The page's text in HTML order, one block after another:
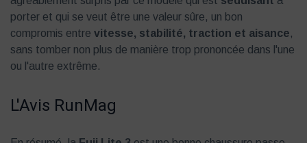
porter et qui se veut être une valeur sûre, un bon
compromis entre vitesse, stabilité, traction et aisance,
sans tomber non plus de manière trop prononcée dans l'une
ou l'autre extrême.
L'Avis RunMag